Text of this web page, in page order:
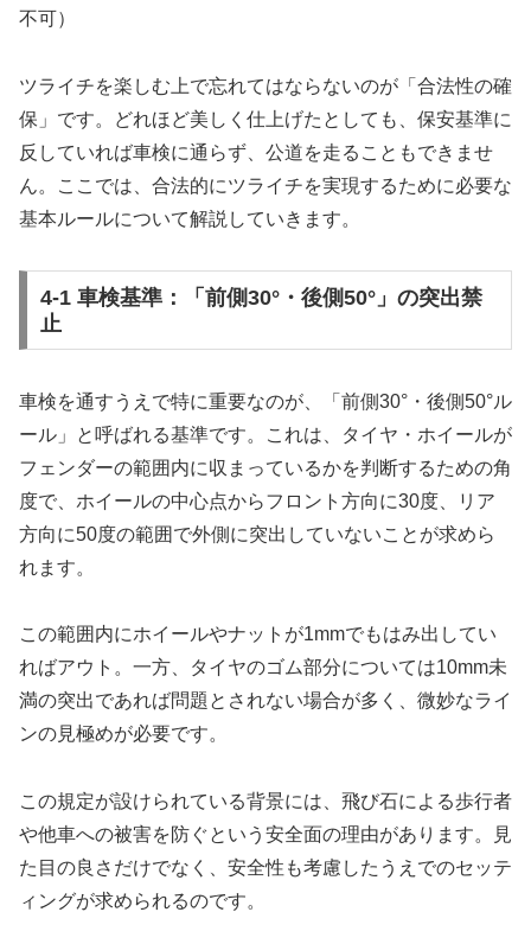
不可）
ツライチを楽しむ上で忘れてはならないのが「合法性の確
保」です。どれほど美しく仕上げたとしても、保安基準に
反していれば車検に通らず、公道を走ることもできませ
ん。ここでは、合法的にツライチを実現するために必要な
基本ルールについて解説していきます。
4-1 車検基準：「前側30°・後側50°」の突出禁
止
車検を通すうえで特に重要なのが、「前側30°・後側50°ル
ール」と呼ばれる基準です。これは、タイヤ・ホイールが
フェンダーの範囲内に収まっているかを判断するための角
度で、ホイールの中心点からフロント方向に30度、リア
方向に50度の範囲で外側に突出していないことが求めら
れます。
この範囲内にホイールやナットが1mmでもはみ出してい
ればアウト。一方、タイヤのゴム部分については10mm未
満の突出であれば問題とされない場合が多く、微妙なライ
ンの見極めが必要です。
この規定が設けられている背景には、飛び石による歩行者
や他車への被害を防ぐという安全面の理由があります。見
た目の良さだけでなく、安全性も考慮したうえでのセッテ
ィングが求められるのです。